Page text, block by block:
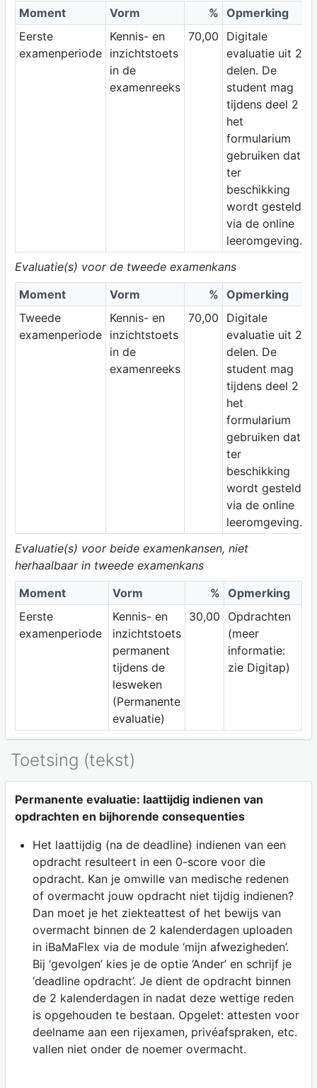
Moment
Vorm % Opmerking
Eerste
examenperiode
Kennis- en
inzichtstoets
in de
examenreeks
70,00
Digitale
evaluatie uit 2
delen. De
student mag
tijdens deel 2
het
formularium
gebruiken dat
ter
beschikking
wordt gesteld
via de online
leeromgeving.
Evaluatie(s) voor de tweede examenkans
Moment
Vorm % Opmerking
Tweede
examenperiode
Kennis- en
inzichtstoets
in de
examenreeks
70,00
Digitale
evaluatie uit 2
delen. De
student mag
tijdens deel 2
het
formularium
gebruiken dat
ter
beschikking
wordt gesteld
via de online
leeromgeving.
Evaluatie(s) voor beide examenkansen, niet
herhaalbaar in tweede examenkans
Moment
Vorm % Opmerking
Eerste
examenperiode
Kennis- en
inzichtstoets
permanent
tijdens de
lesweken
(Permanente
evaluatie)
30,00
Opdrachten
(meer
informatie:
zie Digitap)
Toetsing (tekst)
Permanente evaluatie: laattijdig indienen van
opdrachten en bijhorende consequenties
Het laattijdig (na de deadline) indienen van een
opdracht resulteert in een 0-score voor die
opdracht. Kan je omwille van medische redenen
of overmacht jouw opdracht niet tijdig indienen?
Dan moet je het ziekteattest of het bewijs van
overmacht binnen de 2 kalenderdagen uploaden
in iBaMaFlex via de module ‘mijn afwezigheden’.
Bij ‘gevolgen’ kies je de optie ‘Ander’ en schrijf je
‘deadline opdracht’. Je dient de opdracht binnen
de 2 kalenderdagen in nadat deze wettige reden
is opgehouden te bestaan. Opgelet: attesten voor
deelname aan een rijexamen, privéafspraken, etc.
vallen niet onder de noemer overmacht.